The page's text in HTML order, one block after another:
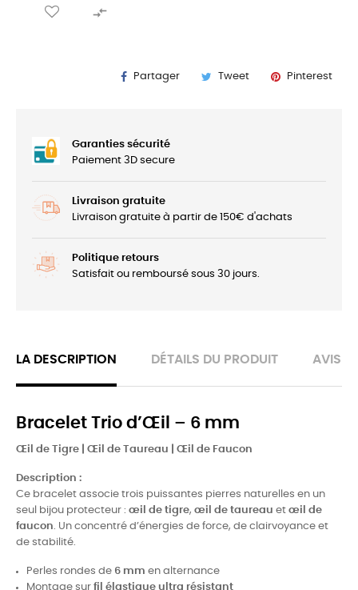

Partager Tweet Pinterest
Garanties sécurité
Paiement 3D secure
Livraison gratuite
Livraison gratuite à partir de 150€ d'achats
Politique retours
Satisfait ou remboursé sous 30 jours.
LA DESCRIPTION DÉTAILS DU PRODUIT AVIS
Bracelet Trio d’Œil – 6 mm
Œil de Tigre | Œil de Taureau | Œil de Faucon
Description :
Ce bracelet associe trois puissantes pierres naturelles en un
seul bijou protecteur : œil de tigre, œil de taureau et œil de
faucon. Un concentré d’énergies de force, de clairvoyance et
de stabilité.
Perles rondes de 6 mm en alternance
Montage sur fil élastique ultra résistant